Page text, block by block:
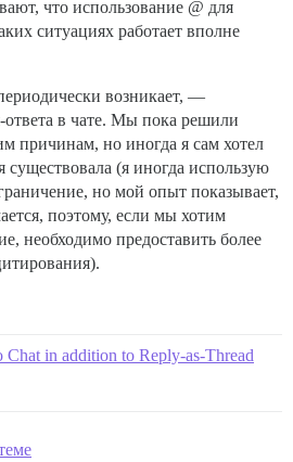
что использование @ для
ситуациях работает вполне
возникает, —
в чате. Мы пока решили
причинам, но иногда я сам хотел
(я иногда использую
но мой опыт показывает,
поэтому, если мы хотим
необходимо предоставить более
in addition to Reply-as-Thread